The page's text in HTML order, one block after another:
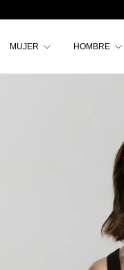
MUJER HOMBRE